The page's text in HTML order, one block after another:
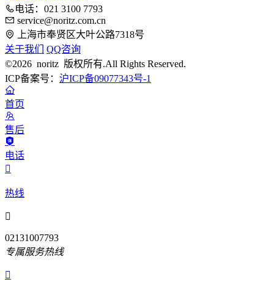
电话：021 3100 7793
service@noritz.com.cn
上海市奉贤区大叶公路7318号
关于我们
QQ咨询
©2026 noritz 版权所有.All Rights Reserved.
ICP备案号： 沪ICP备09077343号-1
首页
售后
电话

热线

02131007793
专属服务热线
